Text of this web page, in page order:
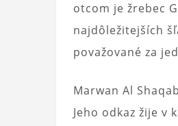
otcom je žrebec
najdôležitejších
považované za
Marwan Al
Jeho odkaz žije v